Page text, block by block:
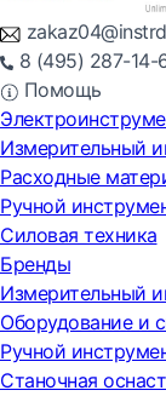
8 (495) 287-14-
Помощь
Измерительный
Расходные
Ручной
Силовая техника
Бренды
Измерительный
Оборудование и
Ручной
Станочная